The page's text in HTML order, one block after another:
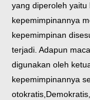
yang diperoleh yaitu
kepemimpinannya
kepemimpinan
terjadi. Adapun
digunakan oleh
kepemimpinannya